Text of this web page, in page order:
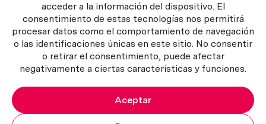
acceder a la información del dispositivo. El
consentimiento de estas tecnologías nos permitirá
procesar datos como el comportamiento de navegación
o las identificaciones únicas en este sitio. No consentir
o retirar el consentimiento, puede afectar
negativamente a ciertas características y funciones.
Aceptar
Atención al cliente
Contactar
Manual del vendedor
Política del servicio
Política de Cookies